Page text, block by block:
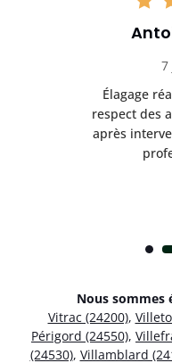
7
Élagage
respect des
après
Nous sommes
Vitrac (24200),
Périgord (24550),
(24530), Villamblard